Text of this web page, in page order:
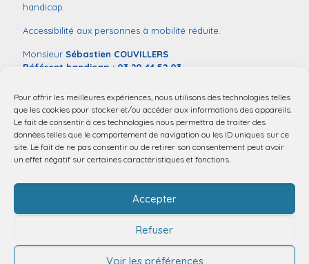
Pour offrir les meilleures expériences, nous utilisons des technologies telles
que les cookies pour stocker et/ou accéder aux informations des appareils.
Le fait de consentir à ces technologies nous permettra de traiter des
données telles que le comportement de navigation ou les ID uniques sur ce
site. Le fait de ne pas consentir ou de retirer son consentement peut avoir
un effet négatif sur certaines caractéristiques et fonctions.
Accepter
Refuser
Voir les préférences
handicap.
Accessibilité aux personnes à mobilité réduite.
Monsieur Sébastien COUVILLERS
Référent handicap : 03 20 44 52 03
Vous souhaitez déclarer une situation de handicap dans le
contexte de votre entrée en formation,remplissez ce
formulaire